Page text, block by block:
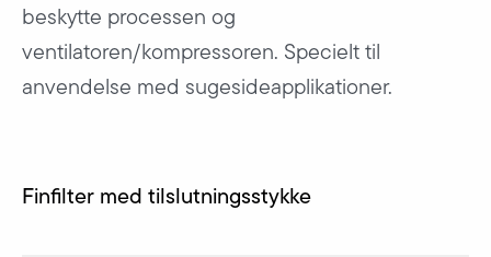
beskytte processen og
ventilatoren/kompressoren. Specielt til
anvendelse med sugesideapplikationer.
Finfilter med tilslutningsstykke